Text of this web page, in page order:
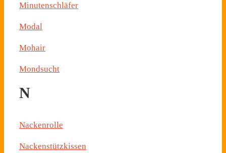
Minutenschläfer
Modal
Mohair
Mondsucht
N
Nackenrolle
Nackenstützkissen